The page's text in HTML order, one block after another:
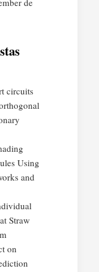
circuits
Using
and
Straw
on